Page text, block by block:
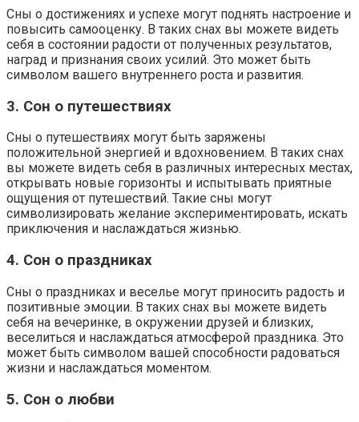
Сны о достижениях и успехе могут поднять настроение и
повысить самооценку. В таких снах вы можете видеть
себя в состоянии радости от полученных результатов,
наград и признания своих усилий. Это может быть
символом вашего внутреннего роста и развития.
3. Сон о путешествиях
Сны о путешествиях могут быть заряжены
положительной энергией и вдохновением. В таких снах
вы можете видеть себя в различных интересных местах,
открывать новые горизонты и испытывать приятные
ощущения от путешествий. Такие сны могут
символизировать желание экспериментировать, искать
приключения и наслаждаться жизнью.
4. Сон о праздниках
Сны о праздниках и веселье могут приносить радость и
позитивные эмоции. В таких снах вы можете видеть
себя на вечеринке, в окружении друзей и близких,
веселиться и наслаждаться атмосферой праздника. Это
может быть символом вашей способности радоваться
жизни и наслаждаться моментом.
5. Сон о любви